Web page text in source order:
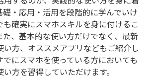
礎・応用・活用を段階的に学んでいけ
も確実にスマホスキルを身に付けるこ
た、基本的な使い方だけでなく、最新
い方、オススメアプリなどもご紹介し
でにスマホを使っている方においても
方を習得していただけます。